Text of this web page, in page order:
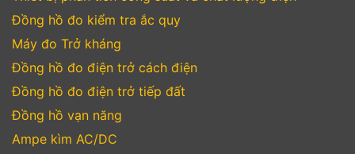
Đồng hồ đo kiểm tra ắc quy
Máy đo Trở kháng
Đồng hồ đo điện trở cách điện
Đồng hồ đo điện trở tiếp đất
Đồng hồ vạn năng
Ampe kìm AC/DC